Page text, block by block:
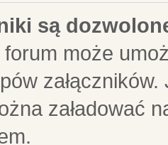
są
może
załadować